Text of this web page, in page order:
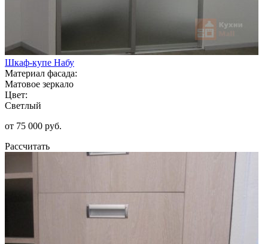
Шкаф-купе Набу
Материал фасада:
Матовое зеркало
Цвет:
Светлый
от 75 000 руб.
Рассчитать